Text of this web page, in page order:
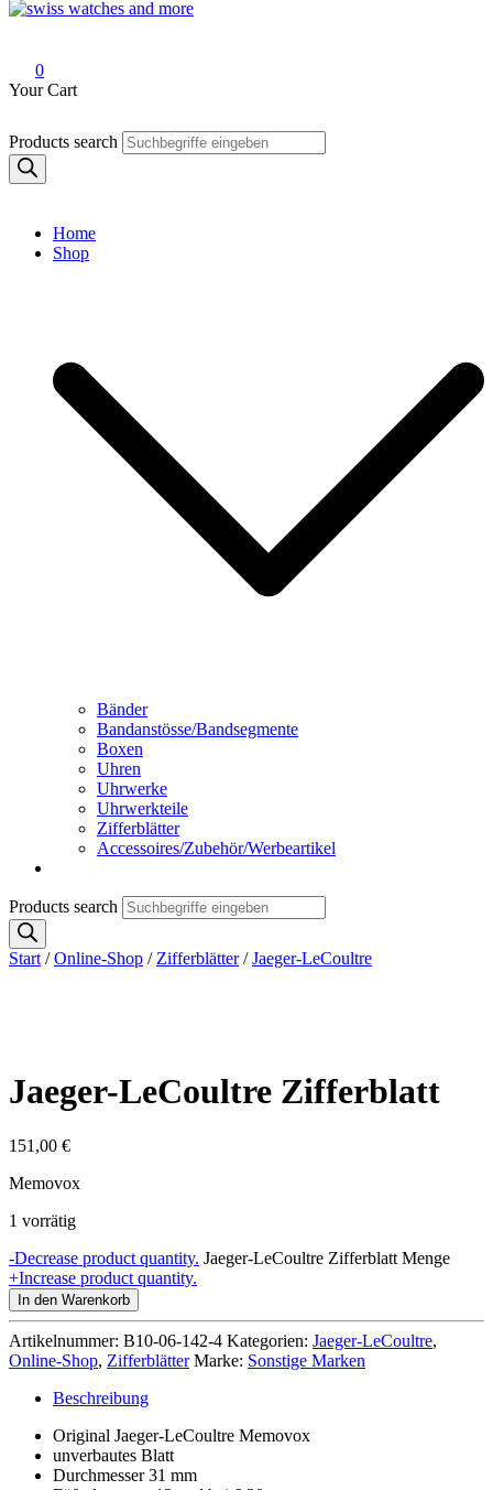
0
Your Cart
Products search
Home
Shop
Bänder
Bandanstösse/Bandsegmente
Boxen
Uhren
Uhrwerke
Uhrwerkteile
Zifferblätter
Accessoires/Zubehör/Werbeartikel
Products search
Start /Online-Shop / Zifferblätter/Jaeger-LeCoultre
Jaeger-LeCoultre Zifferblatt
151,00 €
Memovox
1 vorrätig
-Decrease product quantity. Jaeger-LeCoultre Zifferblatt Menge
+Increase product quantity.
In den Warenkorb
Artikelnummer: B10-06-142-4 Kategorien: Jaeger-LeCoultre,
Online-Shop, Zifferblätter Marke: Sonstige Marken
Beschreibung
Original Jaeger-LeCoultre Memovox
unverbautes Blatt
Durchmesser 31 mm